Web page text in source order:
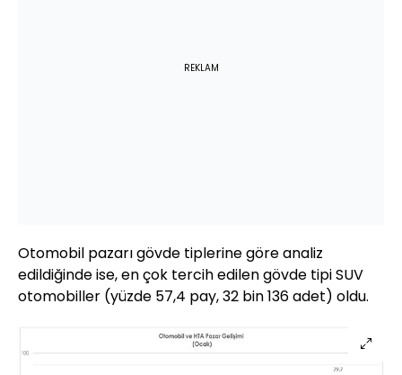
REKLAM
Otomobil pazarı gövde tiplerine göre analiz
edildiğinde ise, en çok tercih edilen gövde tipi SUV
otomobiller (yüzde 57,4 pay, 32 bin 136 adet) oldu.